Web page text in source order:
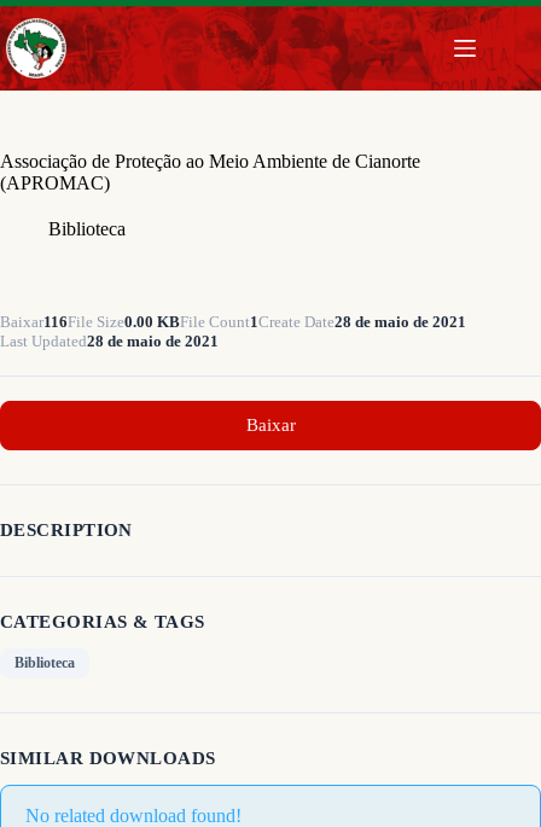
Pular
para
o
conteúdo
Associação de Proteção ao Meio Ambiente de Cianorte
(APROMAC)
Biblioteca
Baixar116File Size0.00 KBFile Count1Create Date28 de maio de 2021
Last Updated28 de maio de 2021
Baixar
DESCRIPTION
CATEGORIAS & TAGS
Biblioteca
SIMILAR DOWNLOADS
No related download found!